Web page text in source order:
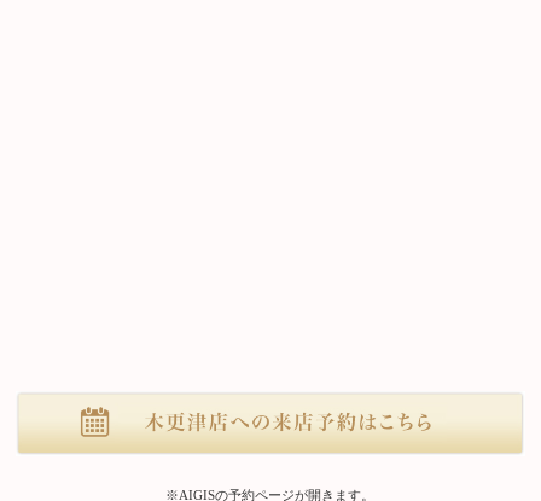
※AIGISの予約ページが開きます。